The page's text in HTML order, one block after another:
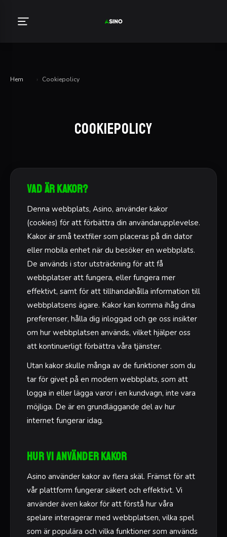
Hem › Cookiepolicy
Cookiepolicy
Vad är kakor?
Denna webbplats, Asino, använder kakor
(cookies) för att förbättra din användarupplevelse.
Kakor är små textfiler som placeras på din dator
eller mobila enhet när du besöker en webbplats.
De används i stor utsträckning för att få
webbplatser att fungera, eller fungera mer
effektivt, samt för att tillhandahålla information till
webbplatsens ägare. Kakor kan komma ihåg dina
preferenser, hålla dig inloggad och ge oss insikter
om hur webbplatsen används, vilket hjälper oss
att kontinuerligt förbättra våra tjänster.
Utan kakor skulle många av de funktioner som du
tar för givet på en modern webbplats, som att
logga in eller lägga varor i en kundvagn, inte vara
möjliga. De är en grundläggande del av hur
internet fungerar idag.
Hur vi använder kakor
Asino använder kakor av flera skäl. Främst för att
vår plattform fungerar säkert och effektivt. Vi
använder även kakor för att förstå hur våra
spelare interagerar med webbplatsen, vilka spel
som är populära och vilka funktioner som används